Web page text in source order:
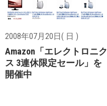
2008年07月20日( 日 )
Amazon「エレクトロニク
ス 3連休限定セール」を
開催中